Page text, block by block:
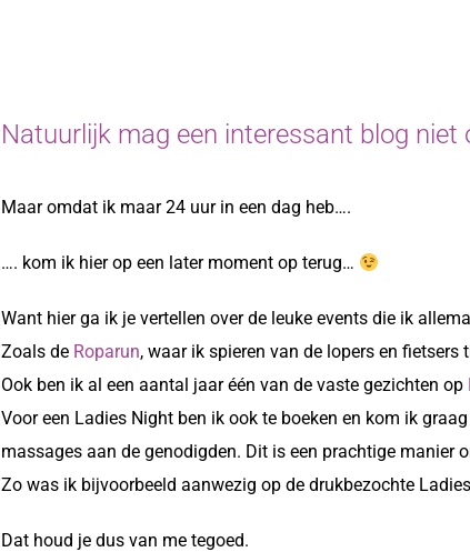
Natuurlijk mag een interessant blog niet
Maar omdat ik maar 24 uur in een dag heb….
…. kom ik hier op een later moment op terug…
Want hier ga ik je vertellen over de leuke events die ik
Zoals de Roparun, waar ik spieren van de lopers en
Ook ben ik al een aantal jaar één van de vaste gezichten op
Voor een Ladies Night ben ik ook te boeken en kom ik
massages aan de genodigden. Dit is een prachtige manier
Zo was ik bijvoorbeeld aanwezig op de drukbezochte
Dat houd je dus van me tegoed.